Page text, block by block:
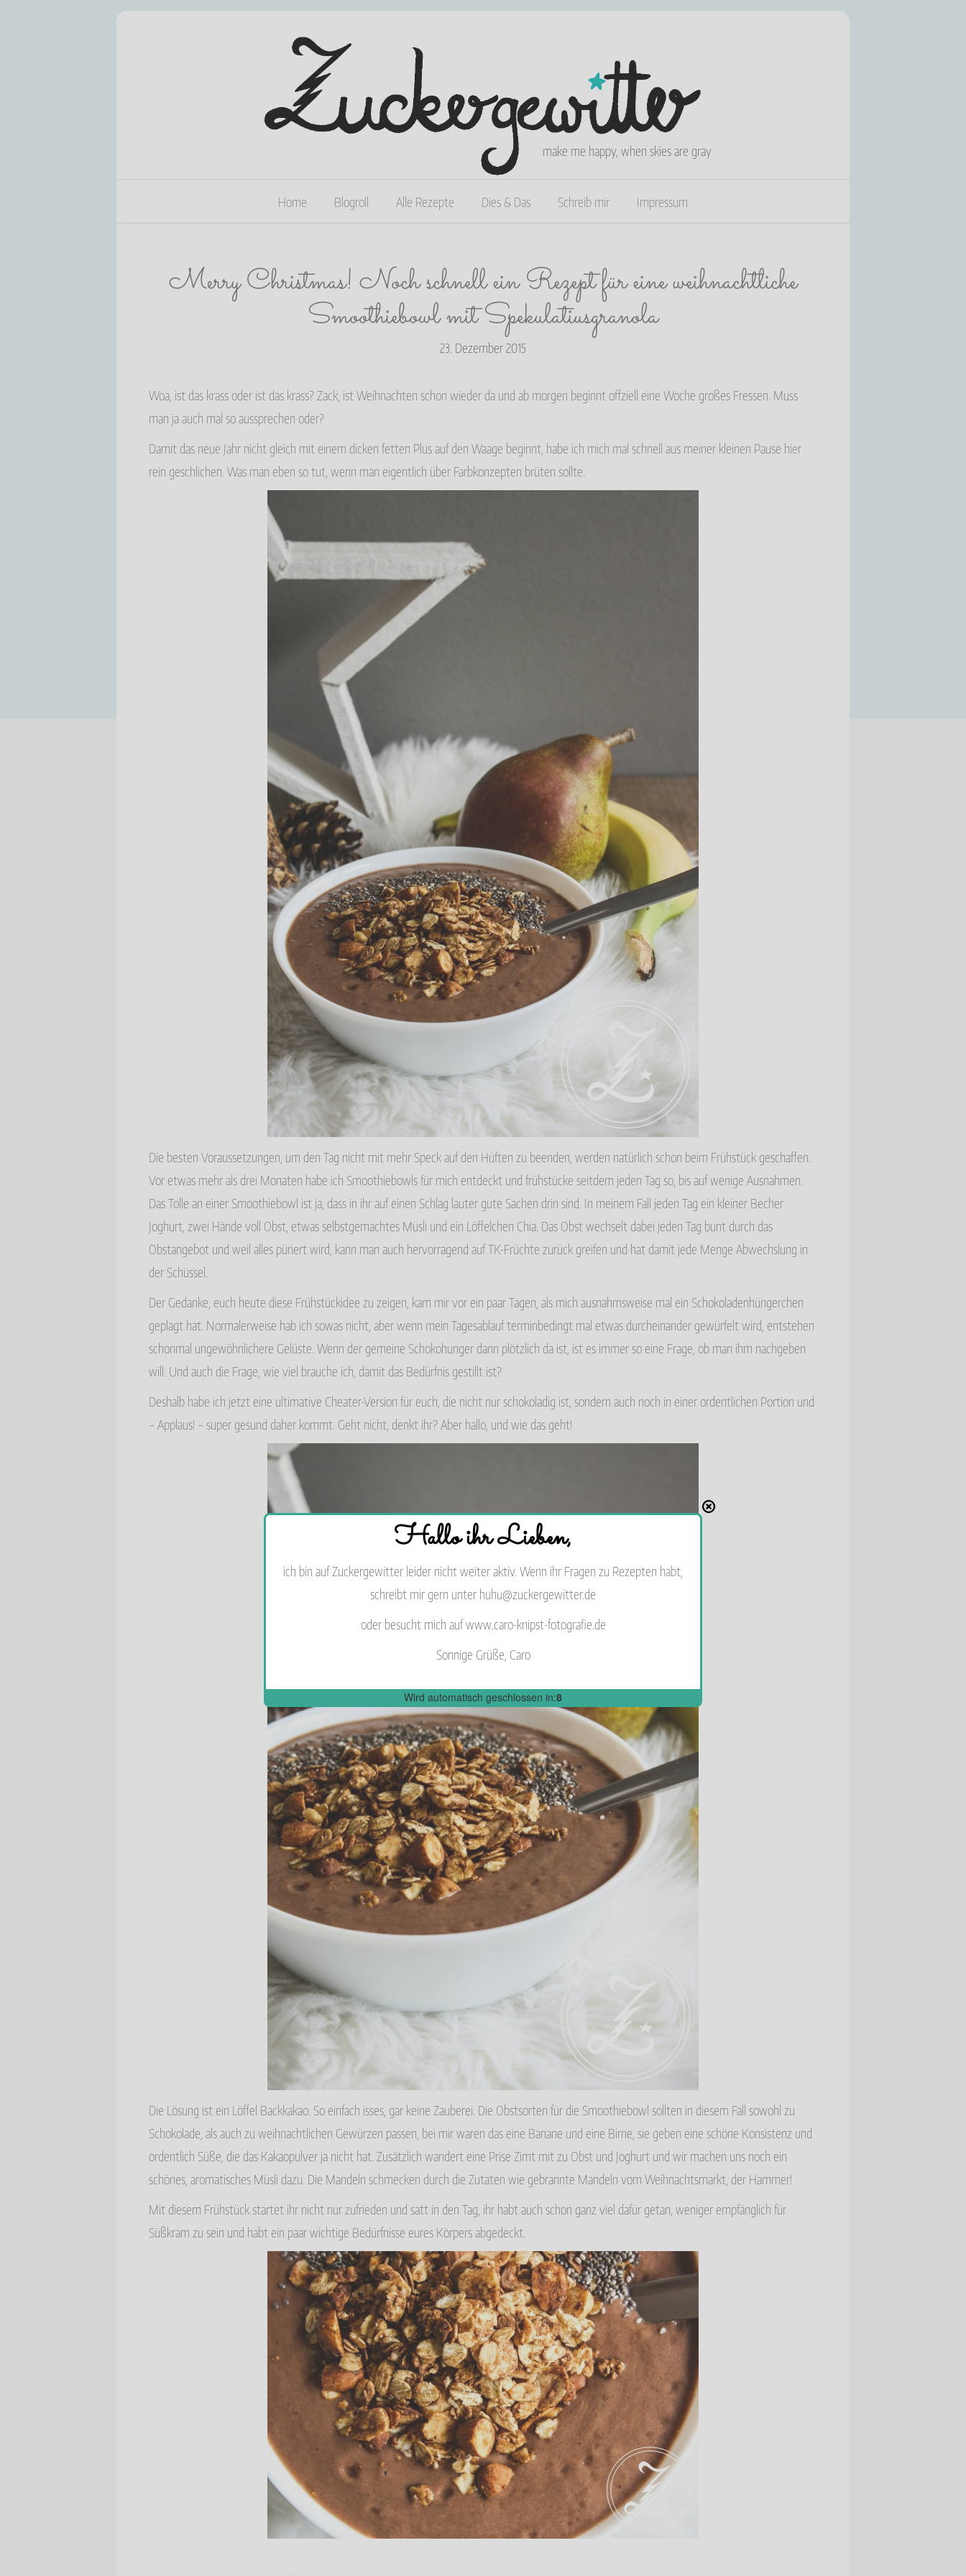
make me happy, when skies are gray
Home Blogroll Alle Rezepte Dies & Das Schreib mir Impressum
Merry Christmas! Noch schnell ein Rezept für eine weihnachtliche
Smoothiebowl mit Spekulatiusgranola
23. Dezember 2015
Woa, ist das krass oder ist das krass? Zack, ist Weihnachten schon wieder da und ab morgen beginnt offziell eine Woche großes Fressen. Muss
man ja auch mal so aussprechen oder?
Damit das neue Jahr nicht gleich mit einem dicken fetten Plus auf den Waage beginnt, habe ich mich mal schnell aus meiner kleinen Pause hier
rein geschlichen. Was man eben so tut, wenn man eigentlich über Farbkonzepten brüten sollte.
Die besten Voraussetzungen, um den Tag nicht mit mehr Speck auf den Hüften zu beenden, werden natürlich schon beim Frühstück geschaffen.
Vor etwas mehr als drei Monaten habe ich Smoothiebowls für mich entdeckt und frühstücke seitdem jeden Tag so, bis auf wenige Ausnahmen.
Das Tolle an einer Smoothiebowl ist ja, dass in ihr auf einen Schlag lauter gute Sachen drin sind. In meinem Fall jeden Tag ein kleiner Becher
Joghurt, zwei Hände voll Obst, etwas selbstgemachtes Müsli und ein Löffelchen Chia. Das Obst wechselt dabei jeden Tag bunt durch das
Obstangebot und weil alles püriert wird, kann man auch hervorragend auf TK-Früchte zurück greifen und hat damit jede Menge Abwechslung in
der Schüssel.
Der Gedanke, euch heute diese Frühstückidee zu zeigen, kam mir vor ein paar Tagen, als mich ausnahmsweise mal ein Schokoladenhüngerchen
geplagt hat. Normalerweise hab ich sowas nicht, aber wenn mein Tagesablauf terminbedingt mal etwas durcheinander gewürfelt wird, entstehen
schonmal ungewöhnlichere Gelüste. Wenn der gemeine Schokohunger dann plötzlich da ist, ist es immer so eine Frage, ob man ihm nachgeben
will. Und auch die Frage, wie viel brauche ich, damit das Bedürfnis gestillt ist?
Deshalb habe ich jetzt eine ultimative Cheater-Version für euch, die nicht nur schokoladig ist, sondern auch noch in einer ordentlichen Portion und
– Applaus! – super gesund daher kommt. Geht nicht, denkt ihr? Aber hallo, und wie das geht!
Die Lösung ist ein Löffel Backkakao. So einfach isses, gar keine Zauberei. Die Obstsorten für die Smoothiebowl sollten in diesem Fall sowohl zu
Schokolade, als auch zu weihnachtlichen Gewürzen passen, bei mir waren das eine Banane und eine Birne, sie geben eine schöne Konsistenz und
ordentlich Süße, die das Kakaopulver ja nicht hat. Zusätzlich wandert eine Prise Zimt mit zu Obst und Joghurt und wir machen uns noch ein
schönes, aromatisches Müsli dazu. Die Mandeln schmecken durch die Zutaten wie gebrannte Mandeln vom Weihnachtsmarkt, der Hammer!
Mit diesem Frühstück startet ihr nicht nur zufrieden und satt in den Tag, ihr habt auch schon ganz viel dafür getan, weniger empfänglich für
Süßkram zu sein und habt ein paar wichtige Bedürfnisse eures Körpers abgedeckt.
Wird automatisch geschlossen in:7
Hallo ihr Lieben,
ich bin auf Zuckergewitter leider nicht weiter aktiv. Wenn ihr Fragen zu Rezepten habt,
schreibt mir gern unter huhu@zuckergewitter.de
oder besucht mich auf www.caro-knipst-fotografie.de
Sonnige Grüße, Caro